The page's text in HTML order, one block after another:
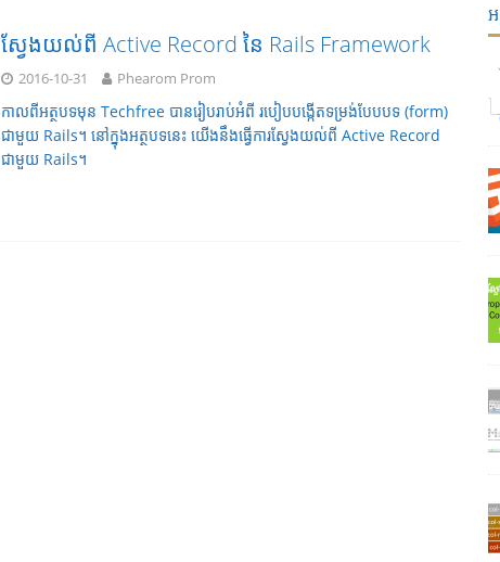
ស្វែងយល់ពី Active Record នៃ Rails Framework
2016-10-31 Phearom Prom
កាលពីអត្ថបទមុន Techfree បានរៀបរាប់អំពី របៀបបង្កើតទម្រង់បែបបទ (form)
ជាមួយ Rails។ នៅក្នុងអត្ថបទនេះ យើងនឹងធ្វើការស្វែងយល់ពី Active Record
ជាមួយ Rails។